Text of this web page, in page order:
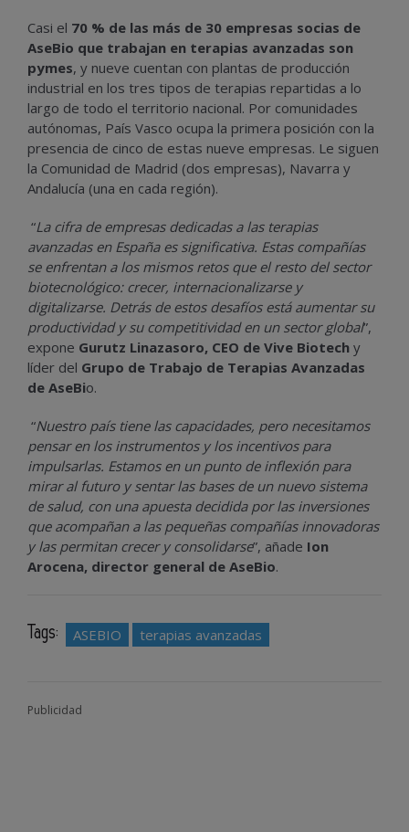
Casi el 70 % de las más de 30 empresas socias de
AseBio que trabajan en terapias avanzadas son
pymes, y nueve cuentan con plantas de producción
industrial en los tres tipos de terapias repartidas a lo
largo de todo el territorio nacional. Por comunidades
autónomas, País Vasco ocupa la primera posición con la
presencia de cinco de estas nueve empresas. Le siguen
la Comunidad de Madrid (dos empresas), Navarra y
Andalucía (una en cada región).
“La cifra de empresas dedicadas a las terapias
avanzadas en España es significativa. Estas compañías
se enfrentan a los mismos retos que el resto del sector
biotecnológico: crecer, internacionalizarse y
digitalizarse. Detrás de estos desafíos está aumentar su
productividad y su competitividad en un sector global”,
expone Gurutz Linazasoro, CEO de Vive Biotech y
líder del Grupo de Trabajo de Terapias Avanzadas
de AseBio.
“Nuestro país tiene las capacidades, pero necesitamos
pensar en los instrumentos y los incentivos para
impulsarlas. Estamos en un punto de inflexión para
mirar al futuro y sentar las bases de un nuevo sistema
de salud, con una apuesta decidida por las inversiones
que acompañan a las pequeñas compañías innovadoras
y las permitan crecer y consolidarse”, añade Ion
Arocena, director general de AseBio.
Tags: ASEBIO terapias avanzadas
Publicidad